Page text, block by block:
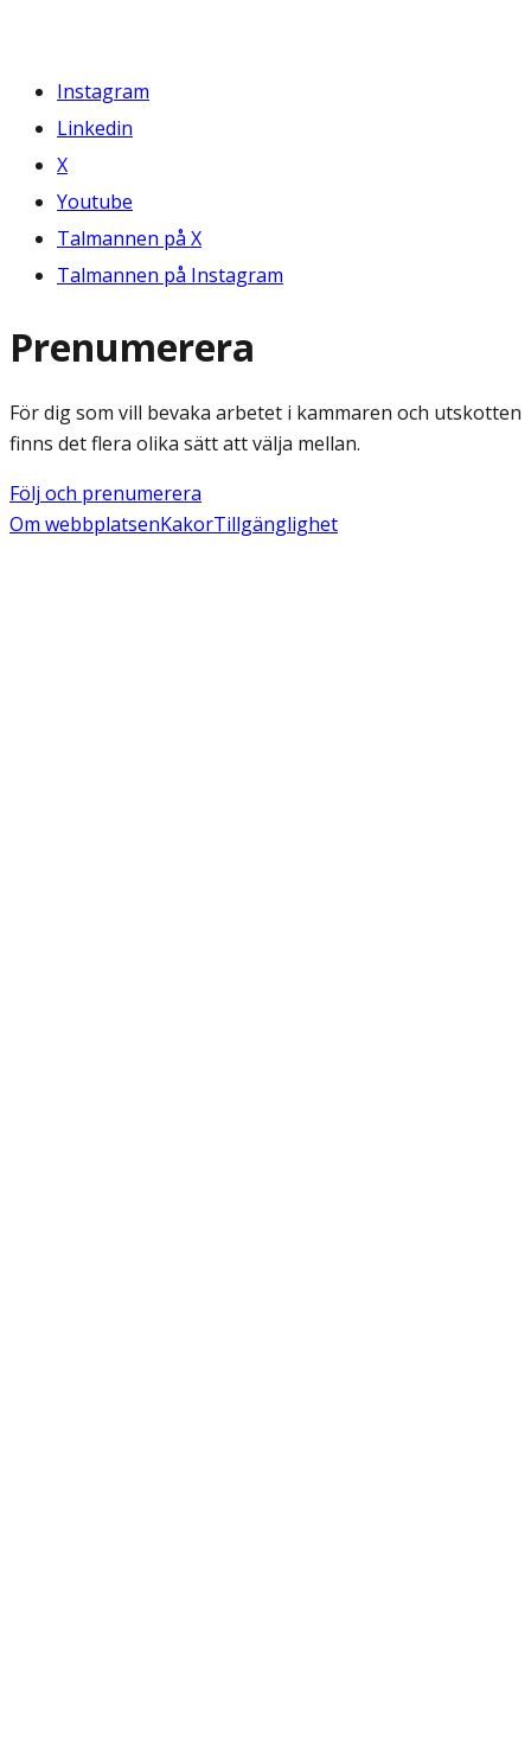
Instagram
Linkedin
X
Youtube
Talmannen på X
Talmannen på Instagram
Prenumerera
För dig som vill bevaka arbetet i kammaren och utskotten
finns det flera olika sätt att välja mellan.
Följ och prenumerera
Om webbplatsenKakorTillgänglighet